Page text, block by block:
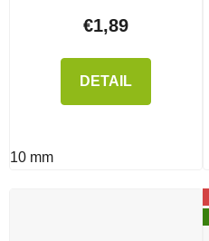
€1,89
DETAIL
10 mm